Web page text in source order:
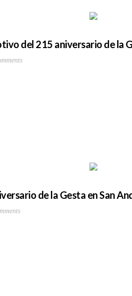
del 215 aniversario de la
de la Gesta en San